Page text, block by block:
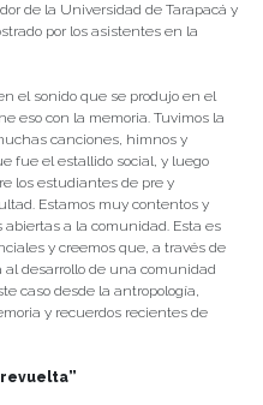
de la Universidad de Tarapacá y
por los asistentes en la
el sonido que se produjo en el
eso con la memoria. Tuvimos la
canciones, himnos y
fue el estallido social, y luego
los estudiantes de pre y
Estamos muy contentos y
a la comunidad. Esta es
y creemos que, a través de
desarrollo de una comunidad
caso desde la antropología,
y recuerdos recientes de